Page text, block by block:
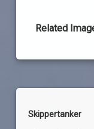
Related
Skippertanker